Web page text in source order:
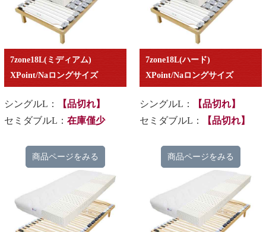
7zone18L(ミディアム)
XPoint/Naロングサイズ
シングルL：
【品切れ】
セミダブルL： 在庫僅少
商品ページをみる
7zone18L(ハード)
XPoint/Naロングサイズ
シングルL：
【品切れ】
セミダブルL：
【品切れ】
商品ページをみる